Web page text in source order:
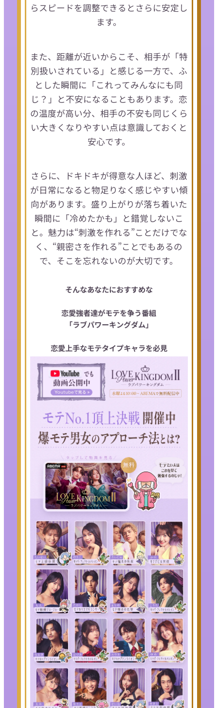
らスピードを調整できるとさらに安定し
ます。
また、距離が近いからこそ、相手が「特
別扱いされている」と感じる一方で、ふ
とした瞬間に「これってみんなにも同
じ？」と不安になることもあります。恋
の温度が高い分、相手の不安も同じくら
い大きくなりやすい点は意識しておくと
安心です。
さらに、ドキドキが得意な人ほど、刺激
が日常になると物足りなく感じやすい傾
向があります。盛り上がりが落ち着いた
瞬間に「冷めたかも」と錯覚しないこ
と。魅力は“刺激を作れる”ことだけでな
く、“親密さを作れる”ことでもあるの
で、そこを忘れないのが大切です。
そんなあなたにおすすめな
恋愛強者達がモテを争う番組
「ラブパワーキングダム」
恋愛上手なモテタイプキャラを必見